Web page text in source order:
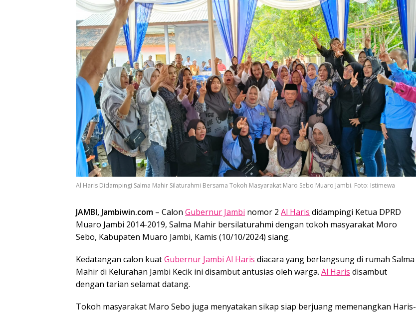
Al Haris Didampingi Salma Mahir Silaturahmi Bersama Tokoh Masyarakat Maro Sebo Muaro Jambi. Foto: Istimewa
JAMBI, Jambiwin.com – Calon Gubernur Jambi nomor 2 Al Haris didampingi Ketua DPRD
Muaro Jambi 2014-2019, Salma Mahir bersilaturahmi dengan tokoh masyarakat Moro
Sebo, Kabupaten Muaro Jambi, Kamis (10/10/2024) siang.
Kedatangan calon kuatGubernur Jambi Al Haris diacara yang berlangsung di rumah Salma
Mahir di Kelurahan Jambi Kecik ini disambut antusias oleh warga. Al Haris disambut
dengan tarian selamat datang.
Tokoh masyarakat Maro Sebo juga menyatakan sikap siap berjuang memenangkan Haris-